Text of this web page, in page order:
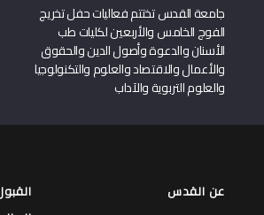
جامعة القدس تختتم فعاليات حفل تخريج
الفوج الخامس والأربعين لكليات طب
الأسنان والدعوة وأصول الدين والحقوق
والأعمال والاقتصاد والعلوم والتكنولوجيا
والعلوم التربوية والآداب
عن القدس